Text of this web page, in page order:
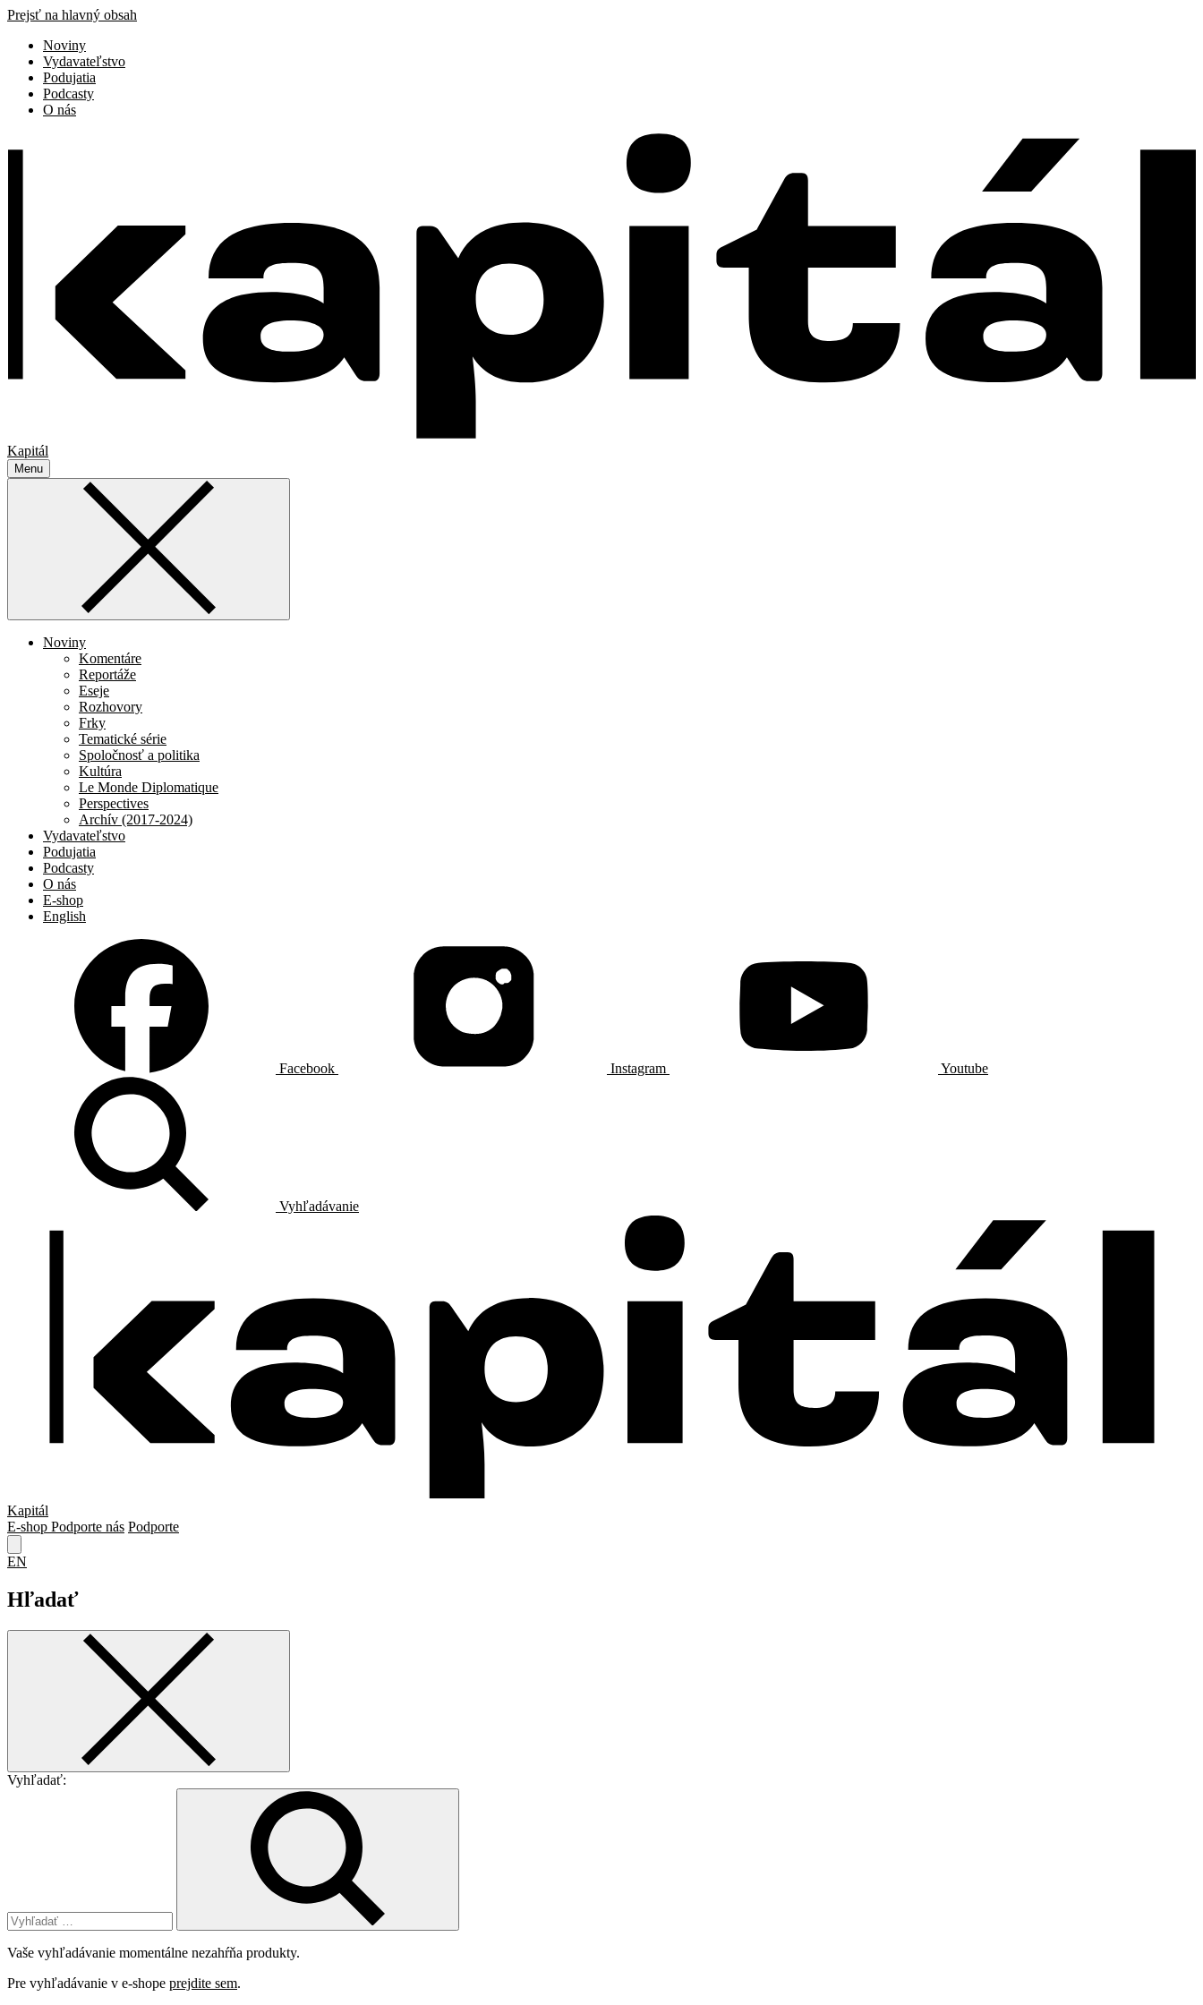
Prejsť na hlavný obsah
Noviny
Vydavateľstvo
Podujatia
Podcasty
O nás
Kapitál
Menu
Noviny
Komentáre
Reportáže
Eseje
Rozhovory
Frky
Tematické série
Spoločnosť a politika
Kultúra
Le Monde Diplomatique
Perspectives
Archív (2017-2024)
Vydavateľstvo
Podujatia
Podcasty
O nás
E-shop
English
Facebook Instagram Youtube
Vyhľadávanie
Kapitál
E-shop Podporte nás Podporte
EN
Hľadať
Vyhľadať:
Vaše vyhľadávanie momentálne nezahŕňa produkty.
Pre vyhľadávanie v e-shope prejdite sem.